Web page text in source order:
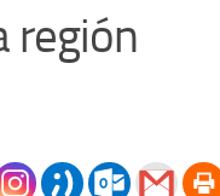
región